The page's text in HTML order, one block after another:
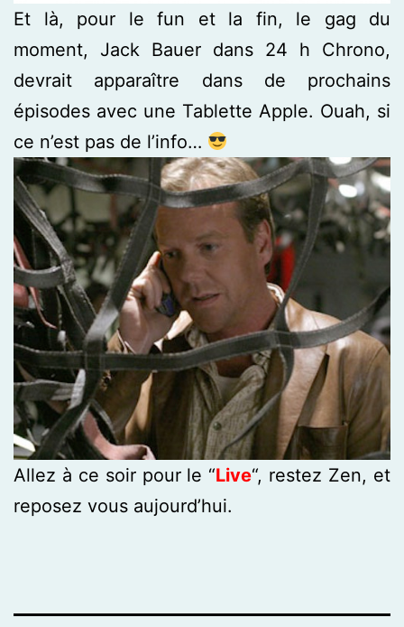
Et là, pour le fun et la fin, le gag du
moment, Jack Bauer dans 24 h Chrono,
devrait apparaître dans de prochains
épisodes avec une Tablette Apple. Ouah, si
ce n’est pas de l’info…
Allez à ce soir pour le “Live“, restez Zen, et
reposez vous aujourd’hui.